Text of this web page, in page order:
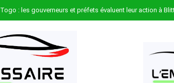
Togo : les gouverneurs et préfets évaluent leur action à